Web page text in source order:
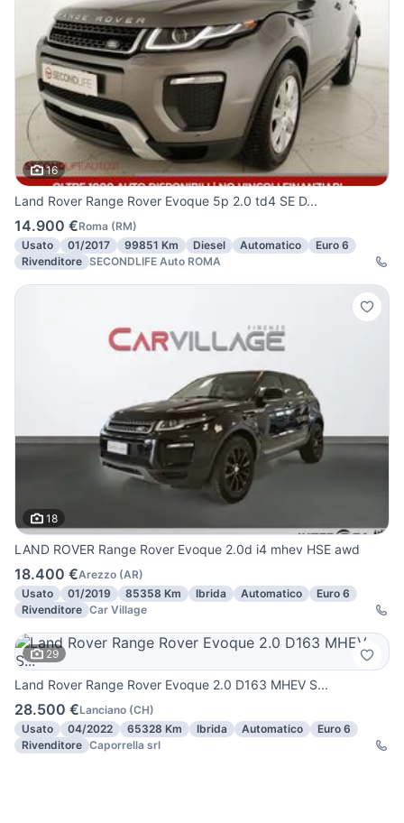
16
Land Rover Range Rover Evoque 5p 2.0 td4 SE D...
14.900 €Roma (RM)
Usato
01/2017 99851 Km Diesel Automatico
Euro 6
Rivenditore SECONDLIFE Auto ROMA
18
LAND ROVER Range Rover Evoque 2.0d i4 mhev HSE awd
18.400 €Arezzo (AR)
Usato
01/2019 85358 Km Ibrida Automatico
Euro 6
Rivenditore Car Village
29
Land Rover Range Rover Evoque 2.0 D163 MHEV S...
28.500 €Lanciano (CH)
Usato
04/2022 65328 Km Ibrida Automatico
Euro 6
Rivenditore Caporrella srl